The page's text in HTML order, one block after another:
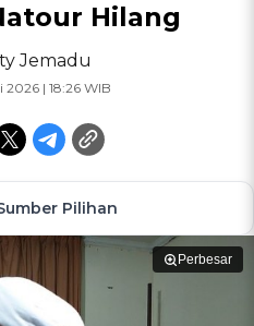
Hilang
Jemadu
| 18:26 WIB
Pilihan
Perbesar